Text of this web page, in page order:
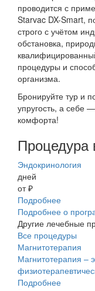
проводится с
Starvac DX-Smart,
строго с учётом
обстановка,
процедуры и
организма.
Бронируйте тур и
упругость, а себе
комфорта!
Процедура
Эндокринология
дней
от ₽
Подробнее
Подробнее о
Другие лечебные
Все процедуры
Магнитотерапия
Магнитотерапия –
Подробнее